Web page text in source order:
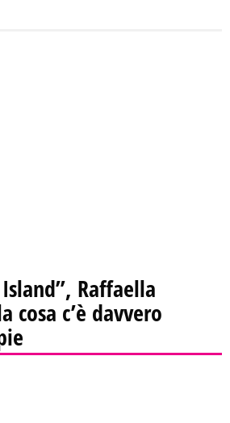
Raffaella
cosa c’è davvero